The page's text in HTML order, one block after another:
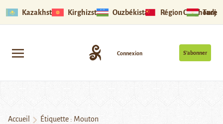
Kazakhstan Kirghizstan Ouzbékistan Région Ouïghoure
S’abonner
Connexion
Accueil Étiquette : Mouton